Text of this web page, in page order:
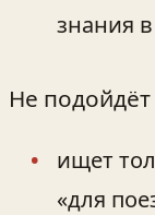
знания
Не подойдёт
ищет
«для